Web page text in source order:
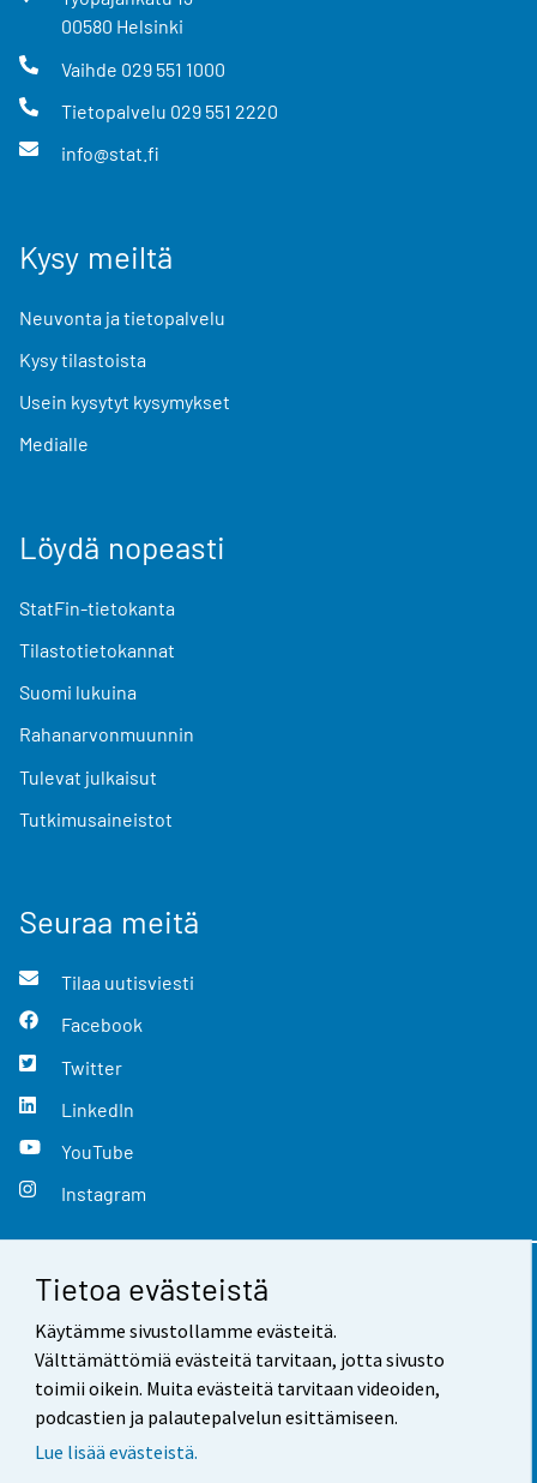
Tietoa evästeistä
Käytämme sivustollamme evästeitä.
Välttämättömiä evästeitä tarvitaan, jotta sivusto
toimii oikein. Muita evästeitä tarvitaan videoiden,
podcastien ja palautepalvelun esittämiseen.
Lue lisää evästeistä.
00580 Helsinki
Vaihde 029 551 1000
Tietopalvelu 029 551 2220
info@stat.fi
Kysy meiltä
Neuvonta ja tietopalvelu
Kysy tilastoista
Usein kysytyt kysymykset
Medialle
Löydä nopeasti
StatFin-tietokanta
Tilastotietokannat
Suomi lukuina
Rahanarvonmuunnin
Tulevat julkaisut
Tutkimusaineistot
Seuraa meitä
Tilaa uutisviesti
Facebook
Twitter
LinkedIn
YouTube
Instagram
Yhteystiedot
Palaute
Käyttöehdot